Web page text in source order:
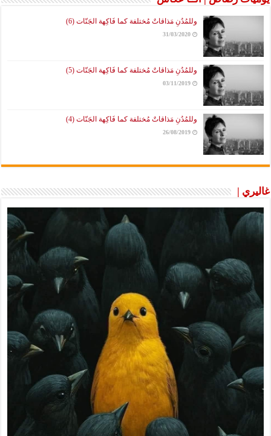
وللمُدُنِ مَذاقاتٌ مُختلفة كما فَاكِهة الجَنّات (6)
31/03/2020
وللمُدُنِ مَذاقاتٌ مُختلفة كما فَاكِهة الجَنّات (5)
03/11/2019
وللمُدُنِ مَذاقاتٌ مُختلفة كما فَاكِهة الجَنّات (4)
26/08/2019
غاليري |